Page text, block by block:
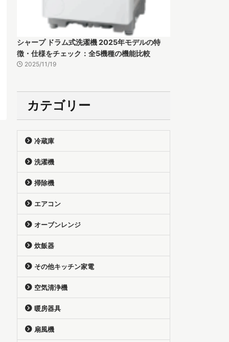
シャープ ドラム式洗濯機 2025年モデルの特
徴・仕様をチェック：全5機種の機能比較
2025/11/19
カテゴリー
冷蔵庫
洗濯機
掃除機
エアコン
オーブンレンジ
炊飯器
その他キッチン家電
空気清浄機
暖房器具
扇風機